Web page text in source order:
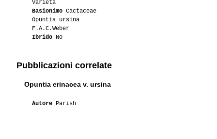
Varietà
Basionimo Cactaceae
Opuntia ursina
F.A.C.Weber
Ibrido No
Pubblicazioni correlate
Opuntia erinacea v. ursina
Autore Parish